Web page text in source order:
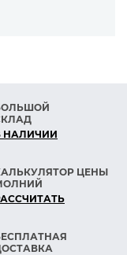
НАЛИЧИИ
ЦЕНЫ